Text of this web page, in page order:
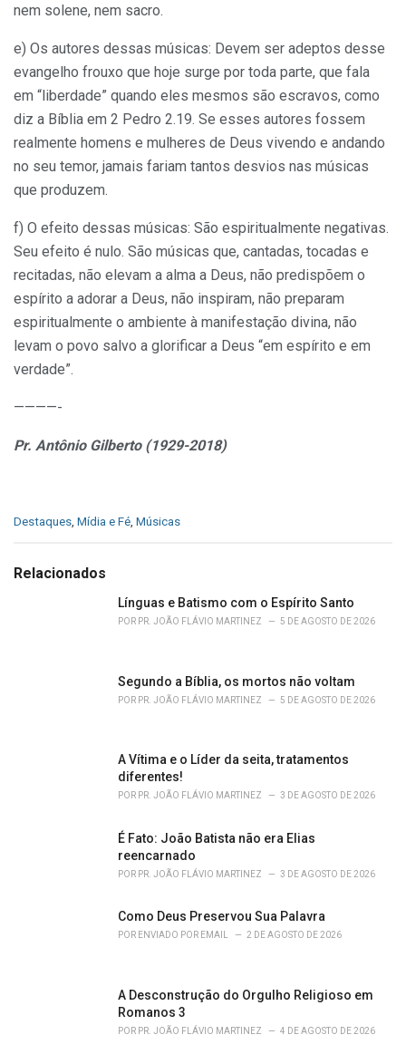
nem solene, nem sacro.
e) Os autores dessas músicas: Devem ser adeptos desse
evangelho frouxo que hoje surge por toda parte, que fala
em “liberdade” quando eles mesmos são escravos, como
diz a Bíblia em 2 Pedro 2.19. Se esses autores fossem
realmente homens e mulheres de Deus vivendo e andando
no seu temor, jamais fariam tantos desvios nas músicas
que produzem.
f) O efeito dessas músicas: São espiritualmente negativas.
Seu efeito é nulo. São músicas que, cantadas, tocadas e
recitadas, não elevam a alma a Deus, não predispõem o
espírito a adorar a Deus, não inspiram, não preparam
espiritualmente o ambiente à manifestação divina, não
levam o povo salvo a glorificar a Deus “em espírito e em
verdade”.
————-
Pr. Antônio Gilberto (1929-2018)
C
e
Destaques Mídia e Fé Músicas
Relacionados
Línguas e Batismo com o Espírito Santo
POR PR. JOÃO FLÁVIO MARTINEZ 5 DE AGOSTO DE 2026
Segundo a Bíblia, os mortos não voltam
POR PR. JOÃO FLÁVIO MARTINEZ 5 DE AGOSTO DE 2026
A Vítima e o Líder da seita, tratamentos
diferentes!
POR PR. JOÃO FLÁVIO MARTINEZ 3 DE AGOSTO DE 2026
É Fato: João Batista não era Elias
reencarnado
POR PR. JOÃO FLÁVIO MARTINEZ 3 DE AGOSTO DE 2026
Como Deus Preservou Sua Palavra
POR ENVIADO POR EMAIL 2 DE AGOSTO DE 2026
A Desconstrução do Orgulho Religioso em
Romanos 3
POR PR. JOÃO FLÁVIO MARTINEZ 4 DE AGOSTO DE 2026